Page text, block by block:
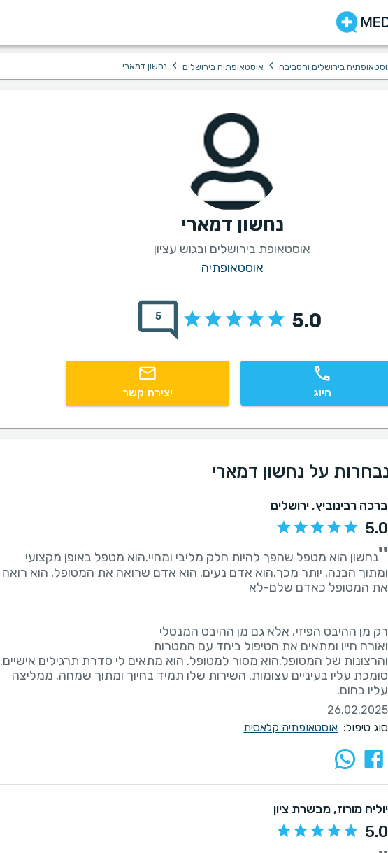
בירושלים והסביבה › אוסטאופתיה בירושלים › נחשון דמארי
נחשון דמארי
אוסטאופת בירושלים ובגוש עציון
אוסטאופתיה
5.0
5
חיוג יצירת קשר
על נחשון דמארי
ברכה רבינוביץ, ירושלים
5.0
''נחשון הוא מטפל שהפך להיות חלק מליבי ומחיי.הוא מטפל באופן מקצועי
ומתוך הבנה. יותר מכך.הוא אדם נעים. הוא אדם שרואה את המטופל. הוא רואה
והרצונות של המטופל.הוא מסור למטופל. הוא מתאים לי סדרת תרגילים אישיים.
סומכת עליו בעיניים עצומות. השירות שלו תמיד בחיוך ומתוך שמחה. ממליצה
עליו בחום.
26.02.2025
סוג טיפול: אוסטאופתיה קלאסית
יוליה מורוז, מבשרת ציון
5.0